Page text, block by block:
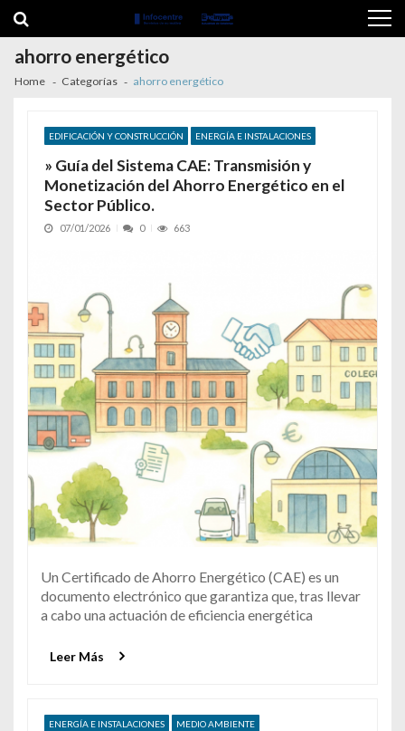
ahorro energético
Home Categorías ahorro energético
EDIFICACIÓN Y CONSTRUCCIÓN ENERGÍA E INSTALACIONES
» Guía del Sistema CAE: Transmisión y
Monetización del Ahorro Energético en el
Sector Público.
07/01/2026 0 663
Un Certificado de Ahorro Energético (CAE) es un
documento electrónico que garantiza que, tras llevar
a cabo una actuación de eficiencia energética
Leer Más
ENERGÍA E INSTALACIONES
MEDIO AMBIENTE